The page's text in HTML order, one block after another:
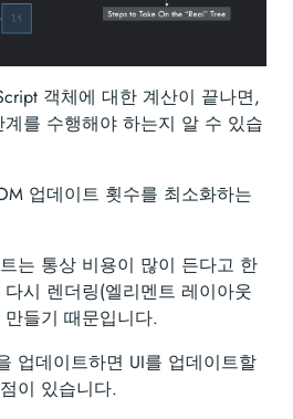
객체에 대한 계산이 끝나면,
를 수행해야 하는지 알 수 있습
업데이트 횟수를 최소화하는
는 통상 비용이 많이 든다고 한
시 렌더링(엘리멘트 레이아웃
들기 때문입니다.
업데이트하면 UI를 업데이트할
이 있습니다.